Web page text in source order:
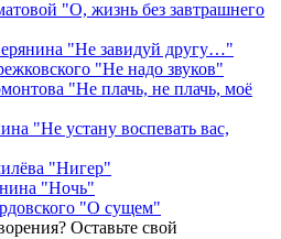
"О, жизнь без завтрашнего
"Не завидуй другу…"
"Не надо звуков"
"Не плачь, не плачь, моё
"Не устану воспевать вас,
"Нигер"
"Ночь"
"О сущем"
Оставьте свой